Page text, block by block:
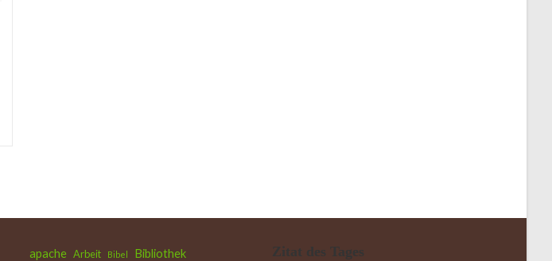
apache Arbeit Bibel Bibliothek Zitat des Tages